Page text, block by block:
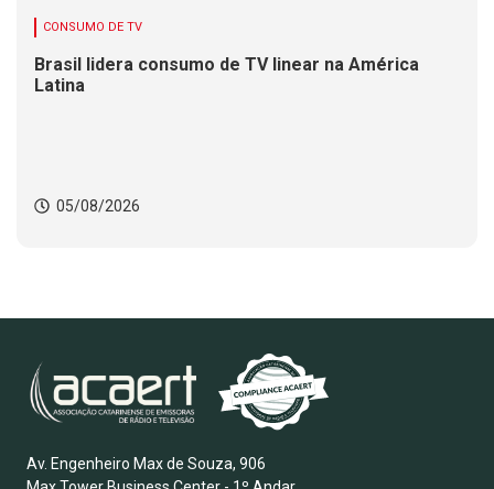
CONSUMO DE TV
Brasil lidera consumo de TV linear na América
Latina
05/08/2026
Av. Engenheiro Max de Souza, 906